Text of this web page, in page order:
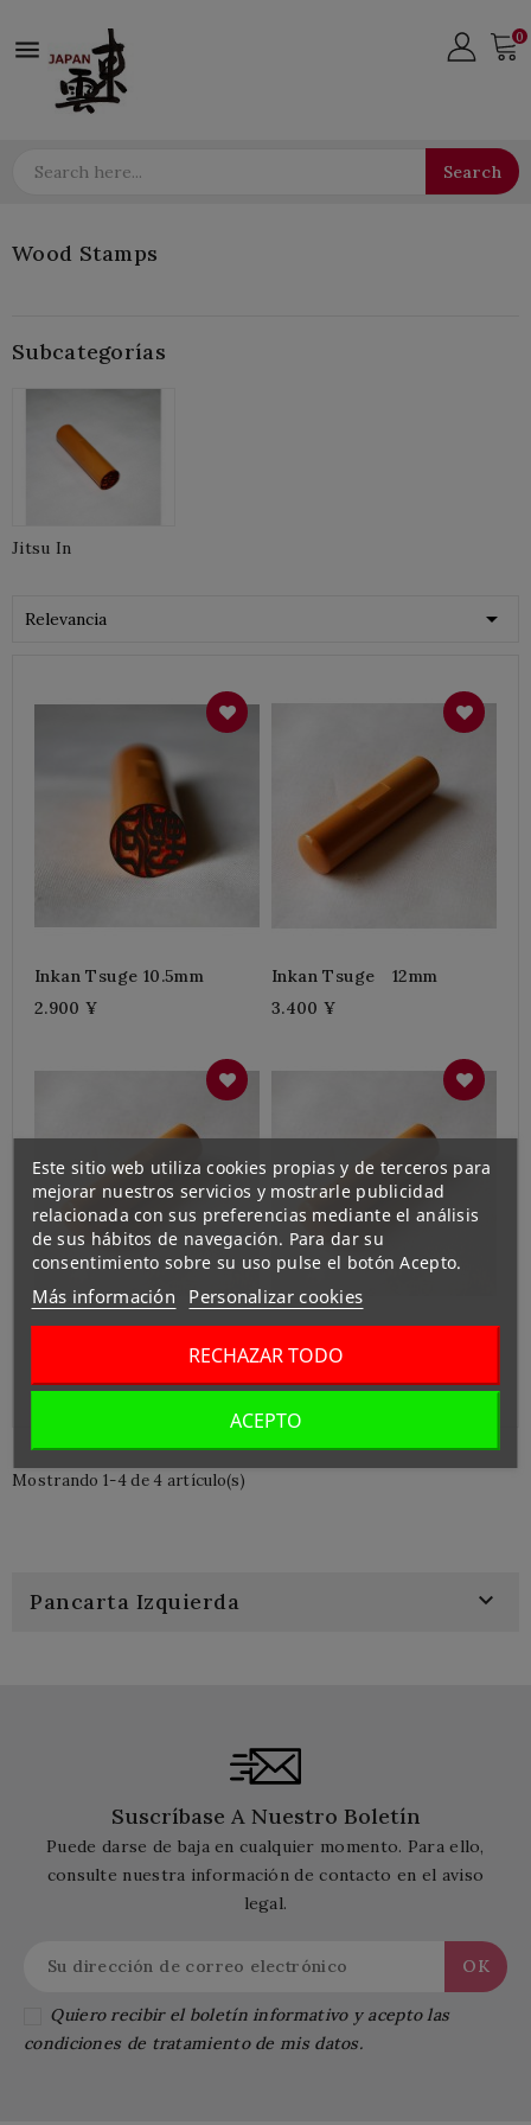
 0
Search
Wood Stamps
Subcategorías
Jitsu In
Relevancia 
Inkan Tsuge 10.5mm
2.900 ¥
Inkan Tsuge 12mm
3.400 ¥
Inkan Tsuge 13.5mm
Inkan Tsuge 15mm
Mostrando 1-4 de 4 artículo(s)
Pancarta Izquierda 
Suscríbase A Nuestro Boletín
Puede darse de baja en cualquier momento. Para ello,
consulte nuestra información de contacto en el aviso
legal.
Quiero recibir el boletín informativo y acepto las
condiciones de tratamiento de mis datos.
Este sitio web utiliza cookies propias y de terceros para
mejorar nuestros servicios y mostrarle publicidad
relacionada con sus preferencias mediante el análisis
de sus hábitos de navegación. Para dar su
consentimiento sobre su uso pulse el botón Acepto.
Más información Personalizar cookies
RECHAZAR TODO
ACEPTO